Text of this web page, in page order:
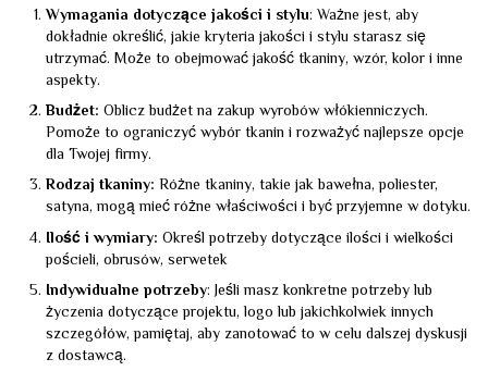
Wymagania dotyczące jakości i stylu: Ważne jest, aby
dokładnie określić, jakie kryteria jakości i stylu starasz się
utrzymać. Może to obejmować jakość tkaniny, wzór, kolor i inne
aspekty.
Budżet: Oblicz budżet na zakup wyrobów włókienniczych.
Pomoże to ograniczyć wybór tkanin i rozważyć najlepsze opcje
dla Twojej firmy.
Rodzaj tkaniny: Różne tkaniny, takie jak bawełna, poliester,
satyna, mogą mieć różne właściwości i być przyjemne w dotyku.
Ilość i wymiary: Określ potrzeby dotyczące ilości i wielkości
pościeli, obrusów, serwetek
Indywidualne potrzeby: Jeśli masz konkretne potrzeby lub
życzenia dotyczące projektu, logo lub jakichkolwiek innych
szczegółów, pamiętaj, aby zanotować to w celu dalszej dyskusji
z dostawcą.